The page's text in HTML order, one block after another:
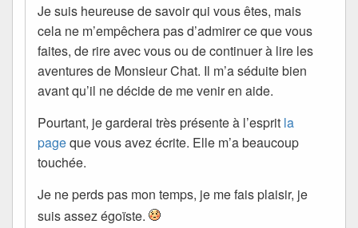
Je suis heureuse de savoir qui vous êtes, mais
cela ne m’empêchera pas d’admirer ce que vous
faites, de rire avec vous ou de continuer à lire les
aventures de Monsieur Chat. Il m’a séduite bien
avant qu’il ne décide de me venir en aide.
Pourtant, je garderai très présente à l’esprit la
pageque vous avez écrite. Elle m’a beaucoup
touchée.
Je ne perds pas mon temps, je me fais plaisir, je
suis assez égoïste.